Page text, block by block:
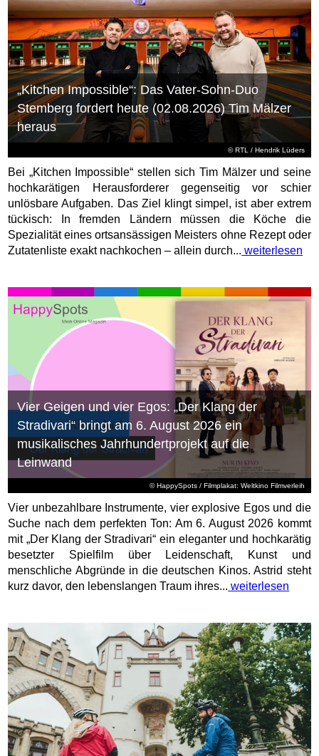
©RTL / Hendrik Lüders
„Kitchen Impossible“: Das Vater-Sohn-Duo
Stemberg fordert heute (02.08.2026) Tim Mälzer
heraus
Bei „Kitchen Impossible“ stellen sich Tim Mälzer und seine
hochkarätigen Herausforderer gegenseitig vor schier
unlösbare Aufgaben. Das Ziel klingt simpel, ist aber extrem
tückisch: In fremden Ländern müssen die Köche die
Spezialität eines ortsansässigen Meisters ohne Rezept oder
Zutatenliste exakt nachkochen – allein durch... weiterlesen
© HappySpots / Filmplakat: Weltkino Filmverleih
Vier Geigen und vier Egos: „Der Klang der
Stradivari“ bringt am 6. August 2026 ein
musikalisches Jahrhundertprojekt auf die
Leinwand
Vier unbezahlbare Instrumente, vier explosive Egos und die
Suche nach dem perfekten Ton: Am 6. August 2026 kommt
mit „Der Klang der Stradivari“ ein eleganter und hochkarätig
besetzter Spielfilm über Leidenschaft, Kunst und
menschliche Abgründe in die deutschen Kinos. Astrid steht
kurz davor, den lebenslangen Traum ihres... weiterlesen